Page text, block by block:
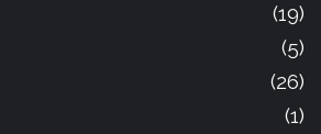
(19)
(5)
(26)
(1)